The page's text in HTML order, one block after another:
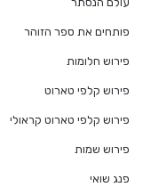
פותחים את ספר הזוהר
פירוש חלומות
פירוש קלפי טארוט
פירוש קלפי טארוט קראולי
פירוש שמות
פנג שואי